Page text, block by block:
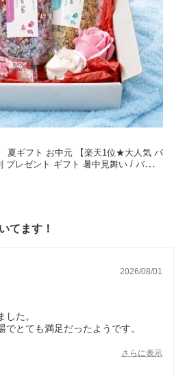
夏ギフト お中元 【楽天1位★大人気 バ
プレゼント ギフト 暑中見舞い / バスフ
せ セット / ありがとうギフト 結婚式
女 お洒落 花 祝い 薔薇 天然 ハーブ
てます！
2026/08/01
た。
とても満足だったようです。
さらに表示